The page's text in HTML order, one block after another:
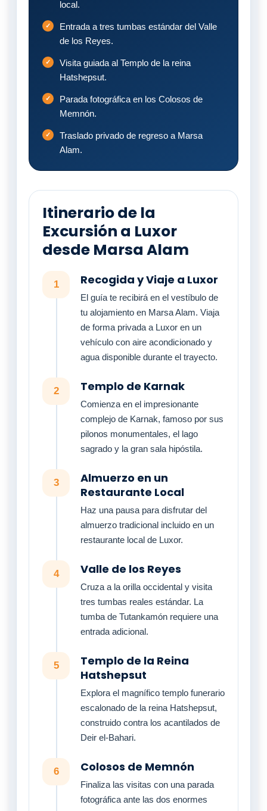
local.
Entrada a tres tumbas estándar del Valle
de los Reyes.
Visita guiada al Templo de la reina
Hatshepsut.
Parada fotográfica en los Colosos de
Memnón.
Traslado privado de regreso a Marsa
Alam.
Itinerario de la
Excursión a Luxor
desde Marsa Alam
1 Recogida y Viaje a Luxor
El guía te recibirá en el vestíbulo de
tu alojamiento en Marsa Alam. Viaja
de forma privada a Luxor en un
vehículo con aire acondicionado y
agua disponible durante el trayecto.
2 Templo de Karnak
Comienza en el impresionante
complejo de Karnak, famoso por sus
pilonos monumentales, el lago
sagrado y la gran sala hipóstila.
3
Almuerzo en un
Restaurante Local
Haz una pausa para disfrutar del
almuerzo tradicional incluido en un
restaurante local de Luxor.
4 Valle de los Reyes
Cruza a la orilla occidental y visita
tres tumbas reales estándar. La
tumba de Tutankamón requiere una
entrada adicional.
5
Templo de la Reina
Hatshepsut
Explora el magnífico templo funerario
escalonado de la reina Hatshepsut,
construido contra los acantilados de
Deir el-Bahari.
6 Colosos de Memnón
Finaliza las visitas con una parada
fotográfica ante las dos enormes